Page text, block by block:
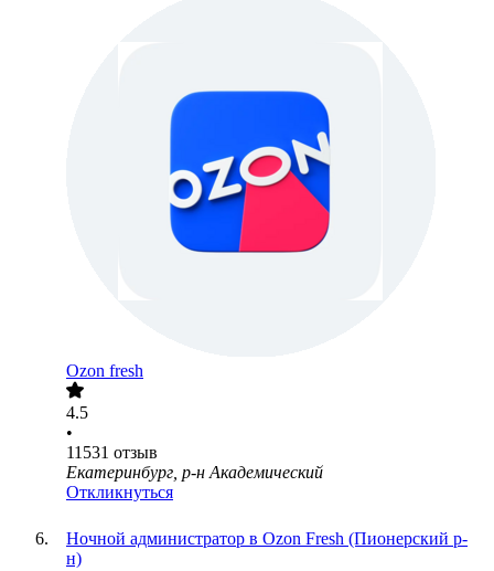
Ozon fresh
4.5
•
11531 отзыв
Екатеринбург, р-н Академический
Откликнуться
Ночной администратор в Ozon Fresh (Пионерский р-
н)